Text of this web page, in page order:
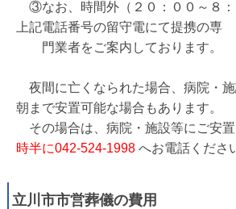
③なお、時間外（２０：００～８：
上記電話番号の留守電にて提携の専
門業者をご案内しております。
夜間に亡くなられた場合、病院・
朝まで安置可能な場合もあります。
その場合は、病院・施設等にご安置
時半に042-524-1998 へお電話くださ
立川市市営葬儀の費用